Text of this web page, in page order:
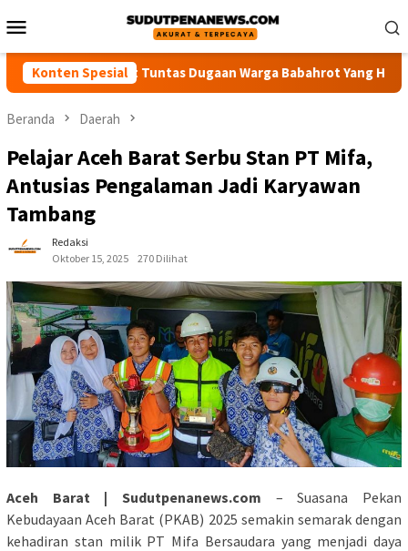
ke
Mobile
Konten Spesial
Polisi Usut Tuntas Dugaan Warga Babahrot Yang Hilang
Beranda Daerah
Pelajar Aceh Barat Serbu Stan PT Mifa,
Antusias Pengalaman Jadi Karyawan
Tambang
Redaksi
Oktober 15, 2025
270 Dilihat
Aceh Barat | Sudutpenanews.com – Suasana Pekan
Kebudayaan Aceh Barat (PKAB) 2025 semakin semarak dengan
kehadiran stan milik PT Mifa Bersaudara yang menjadi daya